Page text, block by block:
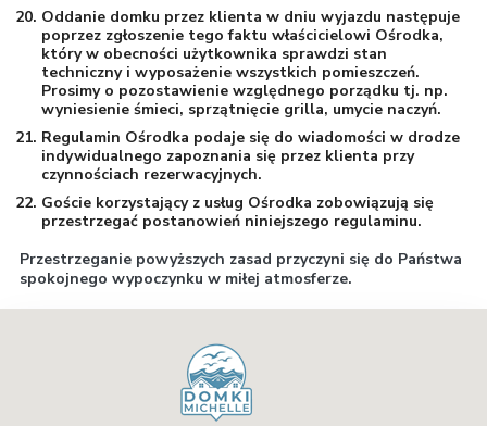
Oddanie domku przez klienta w dniu wyjazdu następuje
poprzez zgłoszenie tego faktu właścicielowi Ośrodka,
który w obecności użytkownika sprawdzi stan
techniczny i wyposażenie wszystkich pomieszczeń.
Prosimy o pozostawienie względnego porządku tj. np.
wyniesienie śmieci, sprzątnięcie grilla, umycie naczyń.
Regulamin Ośrodka podaje się do wiadomości w drodze
indywidualnego zapoznania się przez klienta przy
czynnościach rezerwacyjnych.
Goście korzystający z usług Ośrodka zobowiązują się
przestrzegać postanowień niniejszego regulaminu.
Przestrzeganie powyższych zasad przyczyni się do Państwa
spokojnego wypoczynku w miłej atmosferze.